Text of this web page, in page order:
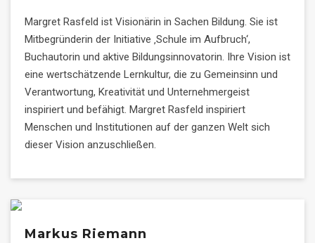
Margret Rasfeld ist Visionärin in Sachen Bildung. Sie ist
Mitbegründerin der Initiative ‚Schule im Aufbruch‘,
Buchautorin und aktive Bildungsinnovatorin. Ihre Vision ist
eine wertschätzende Lernkultur, die zu Gemeinsinn und
Verantwortung, Kreativität und Unternehmergeist
inspiriert und befähigt. Margret Rasfeld inspiriert
Menschen und Institutionen auf der ganzen Welt sich
dieser Vision anzuschließen.
Markus Riemann